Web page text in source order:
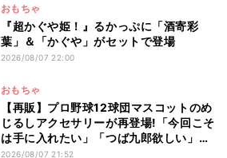
おもちゃ
『超かぐや姫！』るかっぷに「酒寄彩
葉」＆「かぐや」がセットで登場
2026/08/07 22:00
おもちゃ
【再販】プロ野球12球団マスコットのめ
じるしアクセサリーが再登場!「今回こそ
は手に入れたい」「つば九郎欲しい」と
話題
2026/08/07 21:52